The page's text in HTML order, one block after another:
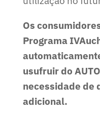
Os
Programa
usufruir do
necessidade de
adicional.